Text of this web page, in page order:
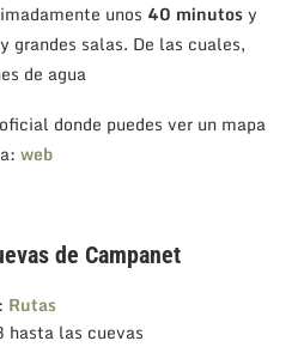
unos 40 minutosy
grandes salas. De las cuales,
de agua
donde puedes ver un mapa
web
de Campanet
: Rutas
hasta las cuevas